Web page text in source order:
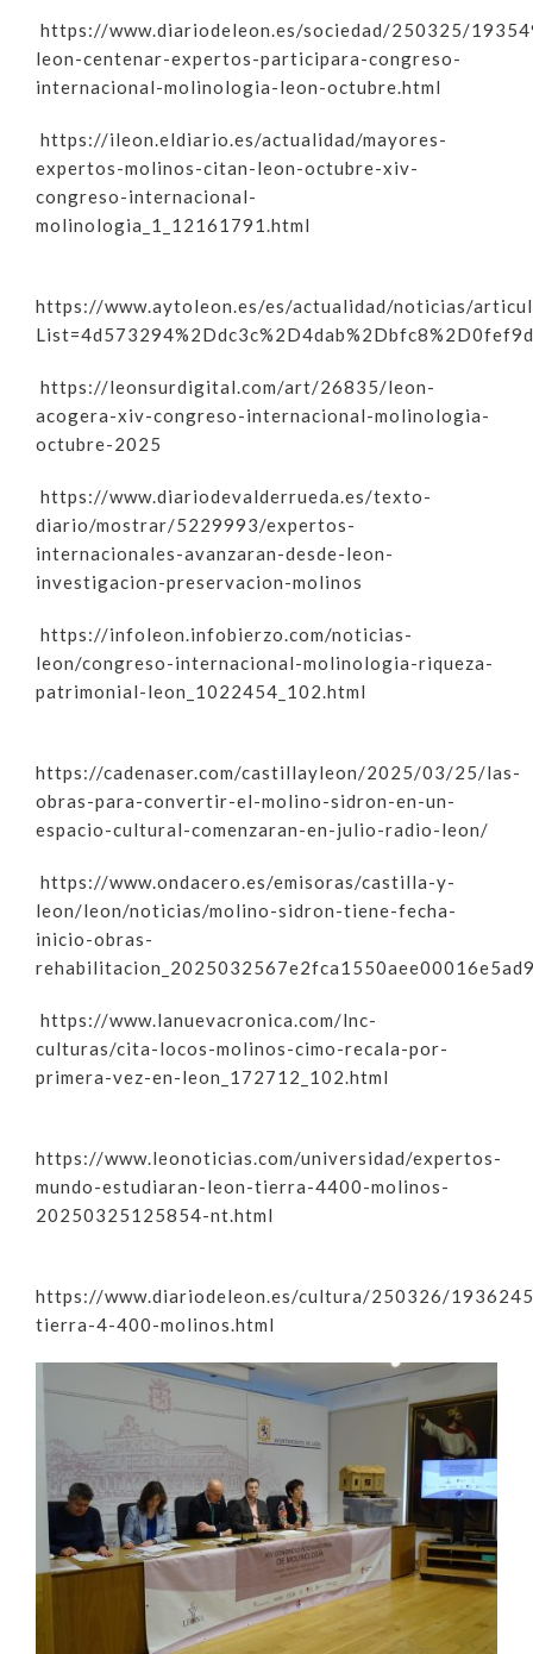
https://www.diariodeleon.es/sociedad/250325/
leon-centenar-expertos-participara-congreso-
internacional-molinologia-leon-octubre.html
https://ileon.eldiario.es/actualidad/mayores-
expertos-molinos-citan-leon-octubre-xiv-
congreso-internacional-
molinologia_1_12161791.html
https://www.aytoleon.es/es/actualidad/noticias/
https://leonsurdigital.com/art/26835/leon-
acogera-xiv-congreso-internacional-molinologia-
octubre-2025
https://www.diariodevalderrueda.es/texto-
diario/mostrar/5229993/expertos-
internacionales-avanzaran-desde-leon-
investigacion-preservacion-molinos
https://infoleon.infobierzo.com/noticias-
leon/congreso-internacional-molinologia-riqueza-
patrimonial-leon_1022454_102.html
https://cadenaser.com/castillayleon/2025/03/25/las-
obras-para-convertir-el-molino-sidron-en-un-
espacio-cultural-comenzaran-en-julio-radio-leon/
https://www.ondacero.es/emisoras/castilla-y-
leon/leon/noticias/molino-sidron-tiene-fecha-
inicio-obras-
https://www.lanuevacronica.com/lnc-
culturas/cita-locos-molinos-cimo-recala-por-
primera-vez-en-leon_172712_102.html
https://www.leonoticias.com/universidad/expertos-
mundo-estudiaran-leon-tierra-4400-molinos-
20250325125854-nt.html
https://www.diariodeleon.es/cultura/250326/
tierra-4-400-molinos.html